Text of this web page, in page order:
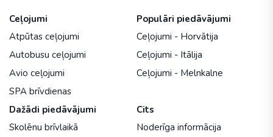
Ceļojumi
Atpūtas ceļojumi
Autobusu ceļojumi
Avio ceļojumi
SPA brīvdienas
Populāri piedāvājumi
Ceļojumi - Horvātija
Ceļojumi - Itālija
Ceļojumi - Melnkalne
Dažādi piedāvājumi
Skolēnu brīvlaikā
Cits
Noderīga informācija